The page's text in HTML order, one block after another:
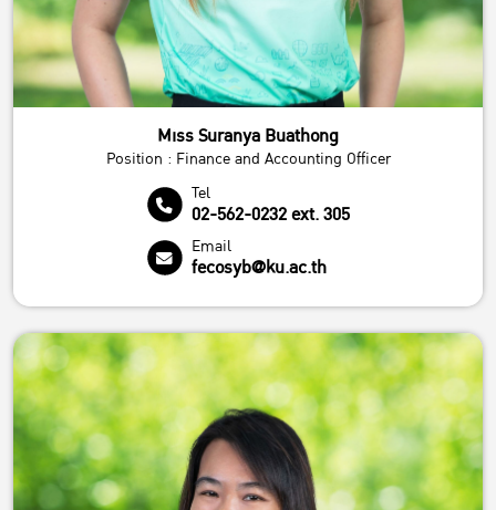
Miss Suranya Buathong
Position : Finance and Accounting Officer
Tel
02-562-0232 ext. 305
Email
fecosyb@ku.ac.th